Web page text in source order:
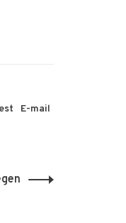
E-mail